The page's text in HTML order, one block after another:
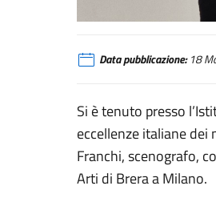
IIC Lione - giornata del made
Data pubblicazione:18
Si è tenuto presso
eccellenze italiane dei
Franchi, scenografo,
Arti di Brera a Milano.